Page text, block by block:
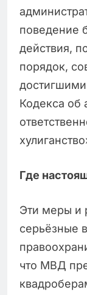
поведение
действия,
порядок,
достигшими
Кодекса об
Где
Эти меры и
серьёзные
что МВД